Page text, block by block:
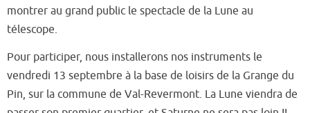
montrer au grand public le spectacle de la Lune au
télescope.
Pour participer, nous installerons nos instruments le
vendredi 13 septembre à la base de loisirs de la Grange du
Pin, sur la commune de Val-Revermont. La Lune viendra de